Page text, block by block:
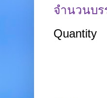
จำนวนบร
Quantity